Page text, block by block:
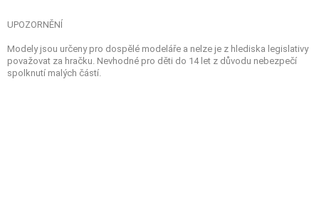
UPOZORNĚNÍ
Modely jsou určeny pro dospělé modeláře a nelze je z hlediska legislativy
považovat za hračku. Nevhodné pro děti do 14 let z důvodu nebezpečí
spolknutí malých částí.